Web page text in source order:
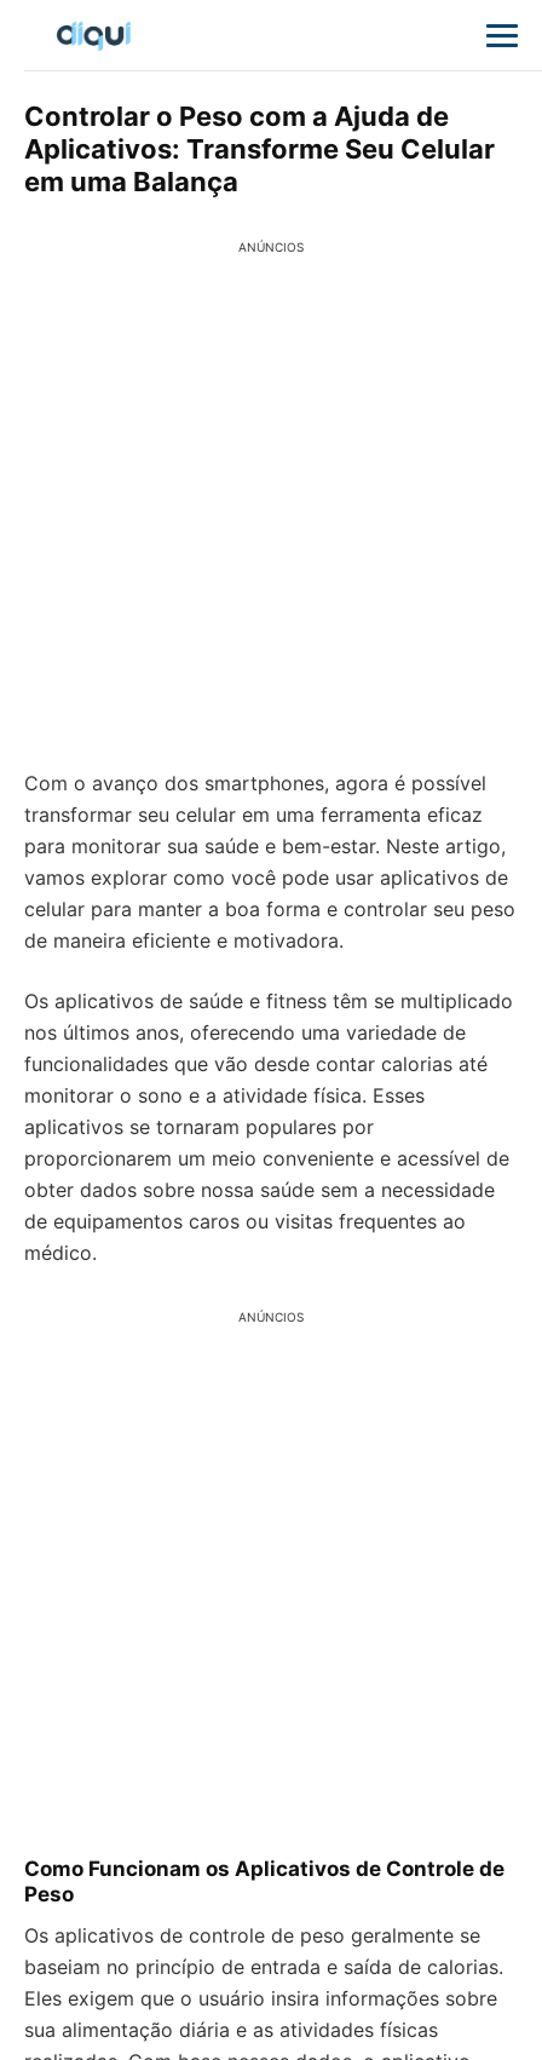
Controlar o Peso com a Ajuda de
Aplicativos: Transforme Seu Celular
em uma Balança
ANÚNCIOS
Com o avanço dos smartphones, agora é possível
transformar seu celular em uma ferramenta eficaz
para monitorar sua saúde e bem-estar. Neste artigo,
vamos explorar como você pode usar aplicativos de
celular para manter a boa forma e controlar seu peso
de maneira eficiente e motivadora.
Os aplicativos de saúde e fitness têm se multiplicado
nos últimos anos, oferecendo uma variedade de
funcionalidades que vão desde contar calorias até
monitorar o sono e a atividade física. Esses
aplicativos se tornaram populares por
proporcionarem um meio conveniente e acessível de
obter dados sobre nossa saúde sem a necessidade
de equipamentos caros ou visitas frequentes ao
médico.
ANÚNCIOS
Como Funcionam os Aplicativos de Controle de
Peso
Os aplicativos de controle de peso geralmente se
baseiam no princípio de entrada e saída de calorias.
Eles exigem que o usuário insira informações sobre
sua alimentação diária e as atividades físicas